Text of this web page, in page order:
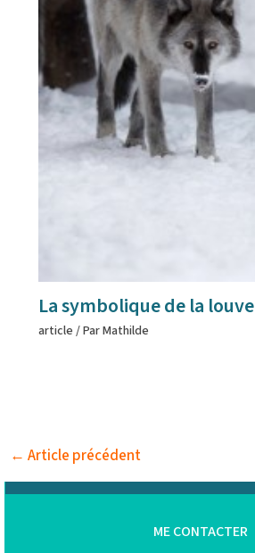
La symbolique de la louve
article / ParMathilde
← Article précédent
ME CONTACTER